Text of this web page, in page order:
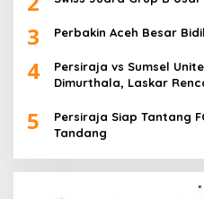
3 Perbakin Aceh Besar
4
Persiraja vs Sumsel
Dimurthala, Laskar
5
Persiraja Siap Tantang
Tandang